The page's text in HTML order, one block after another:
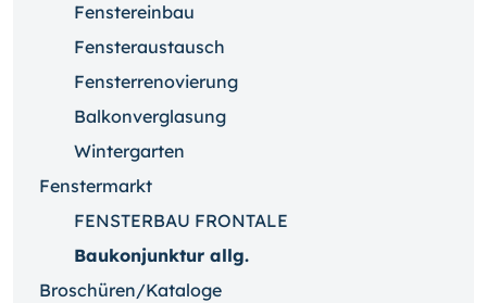
Fenstereinbau
Fensteraustausch
Fensterrenovierung
Balkonverglasung
Wintergarten
Fenstermarkt
FENSTERBAU FRONTALE
Baukonjunktur allg.
Broschüren/Kataloge